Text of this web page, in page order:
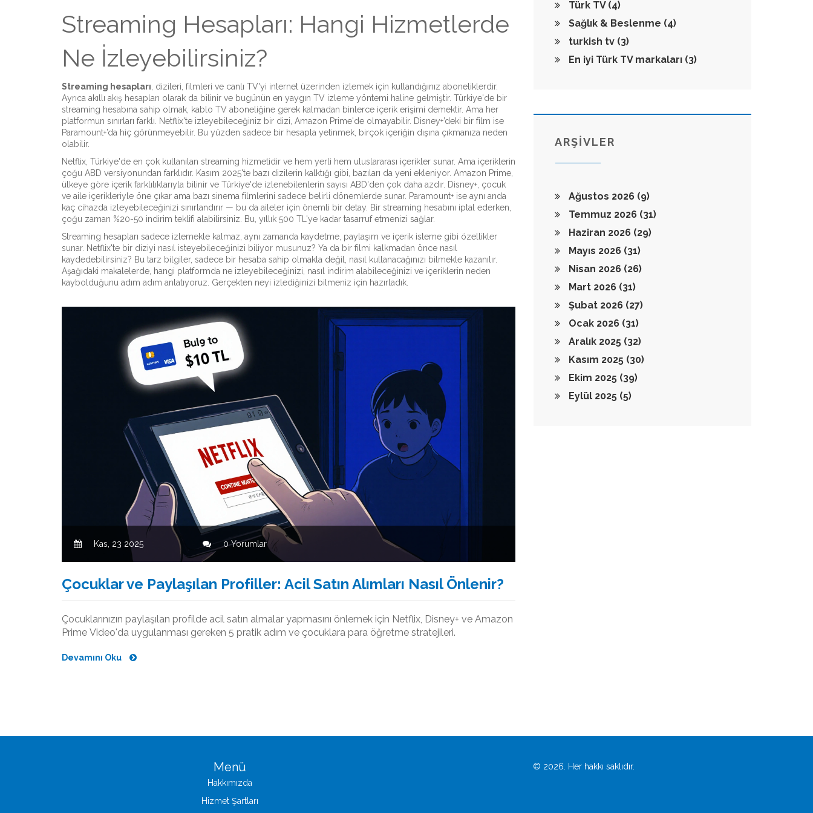
Streaming Hesapları: Hangi Hizmetlerde
Ne İzleyebilirsiniz?
Streaming hesapları dizileri, filmleri ve canlı TV'yi internet üzerinden izlemek için kullandığınız aboneliklerdir.
Ayrıca akıllı akış hesapları olarak da bilinir ve bugünün en yaygın TV izleme yöntemi haline gelmiştir. Türkiye'de bir
streaming hesabına sahip olmak, kablo TV aboneliğine gerek kalmadan binlerce içerik erişimi demektir. Ama her
platformun sınırları farklı. Netflix'te izleyebileceğiniz bir dizi, Amazon Prime'de olmayabilir. Disney+’deki bir film ise
Paramount+’da hiç görünmeyebilir. Bu yüzden sadece bir hesapla yetinmek, birçok içeriğin dışına çıkmanıza neden
olabilir.
Netflix Türkiye'de en çok kullanılan streaming hizmetidir ve hem yerli hem uluslararası içerikler sunar. Ama içeriklerin
çoğu ABD versiyonundan farklıdır. Kasım 2025'te bazı dizilerin kalktığı gibi, bazıları da yeni ekleniyor. Amazon Prime
ülkeye göre içerik farklılıklarıyla bilinir ve Türkiye'de izlenebilenlerin sayısı ABD'den çok daha azdır. Disney+ çocuk
ve aile içerikleriyle öne çıkar ama bazı sinema filmlerini sadece belirli dönemlerde sunar. Paramount+ ise aynı anda
kaç cihazda izleyebileceğinizi sınırlandırır — bu da aileler için önemli bir detay. Bir streaming hesabını iptal ederken,
çoğu zaman %20-50 indirim teklifi alabilirsiniz. Bu, yıllık 500 TL'ye kadar tasarruf etmenizi sağlar.
Streaming hesapları sadece izlemekle kalmaz, aynı zamanda kaydetme, paylaşım ve içerik isteme gibi özellikler
sunar. Netflix'te bir diziyi nasıl isteyebileceğinizi biliyor musunuz? Ya da bir filmi kalkmadan önce nasıl
kaydedebilirsiniz? Bu tarz bilgiler, sadece bir hesaba sahip olmakla değil, nasıl kullanacağınızı bilmekle kazanılır.
Aşağıdaki makalelerde, hangi platformda ne izleyebileceğinizi, nasıl indirim alabileceğinizi ve içeriklerin neden
kaybolduğunu adım adım anlatıyoruz. Gerçekten neyi izlediğinizi bilmeniz için hazırladık.
Kas, 23 2025 0 Yorumlar
Çocuklar ve Paylaşılan Profiller: Acil Satın Alımları Nasıl Önlenir?
Çocuklarınızın paylaşılan profilde acil satın almalar yapmasını önlemek için Netflix, Disney+ ve Amazon
Prime Video'da uygulanması gereken 5 pratik adım ve çocuklara para öğretme stratejileri.
Devamını Oku
Türk TV (4)
Sağlık & Beslenme (4)
turkish tv (3)
En iyi Türk TV markaları (3)
ARŞİVLER
Ağustos 2026 (9)
Temmuz 2026 (31)
Haziran 2026 (29)
Mayıs 2026 (31)
Nisan 2026 (26)
Mart 2026 (31)
Şubat 2026 (27)
Ocak 2026 (31)
Aralık 2025 (32)
Kasım 2025 (30)
Ekim 2025 (39)
Eylül 2025 (5)
Menü
Hakkımızda
Hizmet Şartları
© 2026. Her hakkı saklıdır.